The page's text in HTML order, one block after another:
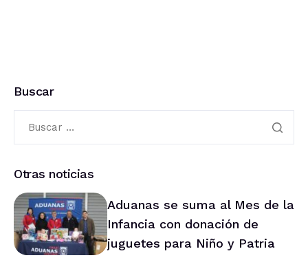
Buscar
Otras noticias
Aduanas se suma al Mes de la
Infancia con donación de
juguetes para Niño y Patria